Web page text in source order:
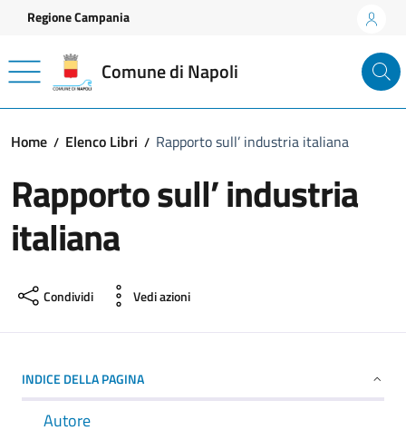
Vai ai contenuti
Vai al footer
Regione Campania
Comune di Napoli
Home Elenco Libri Rapporto sull’ industria italiana
Rapporto sull’ industria
italiana
Condividi Vedi azioni
INDICE DELLA PAGINA
Autore